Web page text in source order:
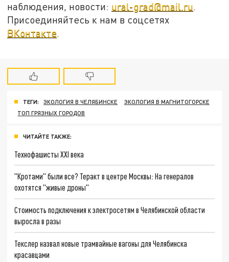
наблюдения, новости: ural-grad@mail.ru.
Присоединяйтесь к нам в соцсетях
ВКонтакте.
ТЕГИ: ЭКОЛОГИЯ В ЧЕЛЯБИНСКЕ
ЭКОЛОГИЯ В МАГНИТОГОРСКЕ
ТОП ГРЯЗНЫХ ГОРОДОВ
ЧИТАЙТЕ ТАКЖЕ:
Технофашисты XXI века
"Кротами" были все? Теракт в центре Москвы: На генералов
охотятся "живые дроны"
Стоимость подключения к электросетям в Челябинской области
выросла в разы
Текслер назвал новые трамвайные вагоны для Челябинска
красавцами